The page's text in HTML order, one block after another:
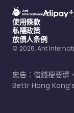
使用條款
私隱政策
放债人条例
© 2026, Ant
忠告：借錢梗要還
Bettr Hong